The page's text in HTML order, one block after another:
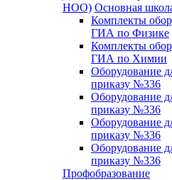
НОО) Основная
Комплекты
ГИА по Физике
Комплекты
ГИА по Химии
Оборудование
приказу №336
Оборудование
приказу №336
Оборудование
приказу №336
Оборудование
приказу №336
Профобразование